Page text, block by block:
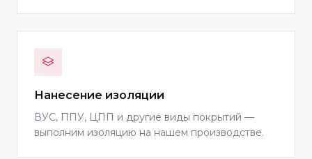
Нанесение изоляции
ВУС, ППУ, ЦПП и другие виды покрытий —
выполним изоляцию на нашем производстве.